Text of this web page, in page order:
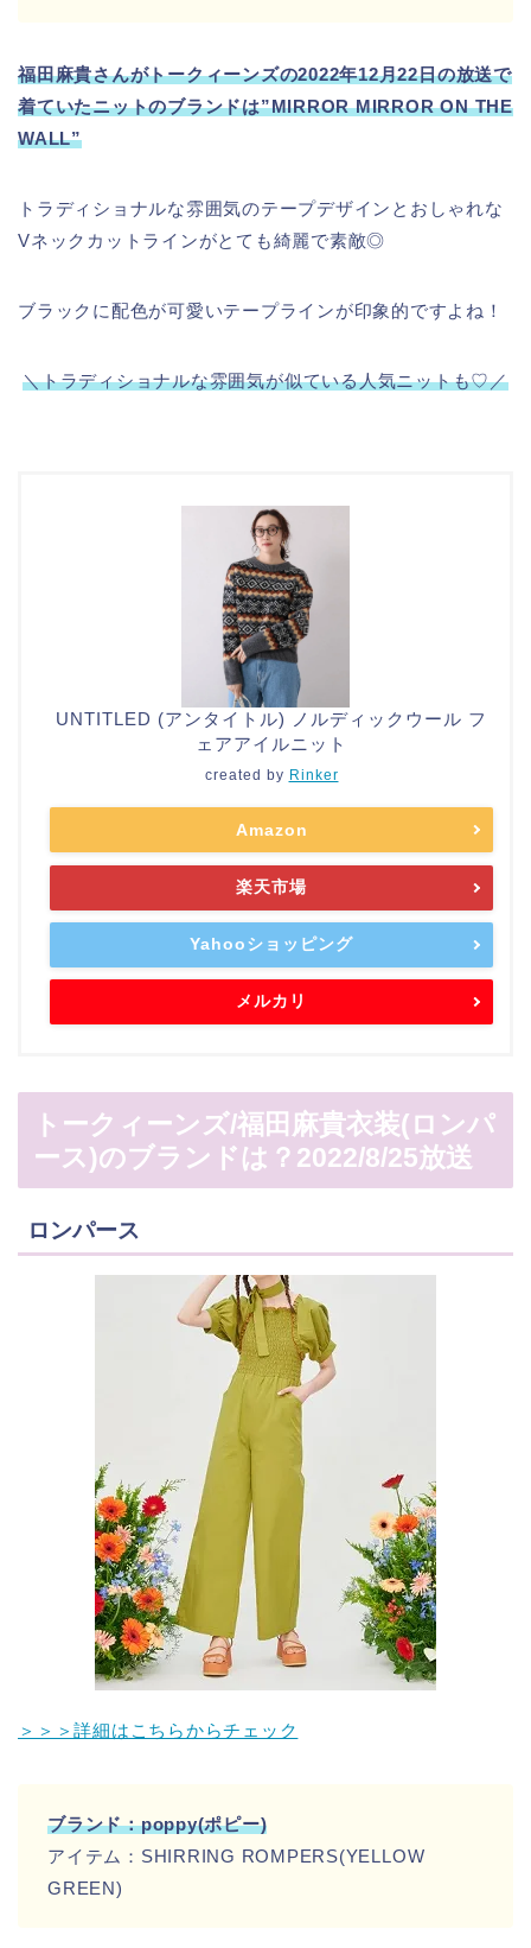
福田麻貴さんがトークィーンズの2022年12月22日の放送で
着ていたニットのブランドは”MIRROR MIRROR ON THE
WALL”
トラディショナルな雰囲気のテープデザインとおしゃれな
Vネックカットラインがとても綺麗で素敵◎
ブラックに配色が可愛いテープラインが印象的ですよね！
＼トラディショナルな雰囲気が似ている人気ニットも♡／
UNTITLED (アンタイトル) ノルディックウール フ
ェアアイルニット
created by Rinker
Amazon
楽天市場
Yahooショッピング
メルカリ
トークィーンズ/福田麻貴衣装(ロンパ
ース)のブランドは？2022/8/25放送
ロンパース
＞＞＞詳細はこちらからチェック
ブランド：poppy(ポピー)
アイテム：SHIRRING ROMPERS(YELLOW
GREEN)